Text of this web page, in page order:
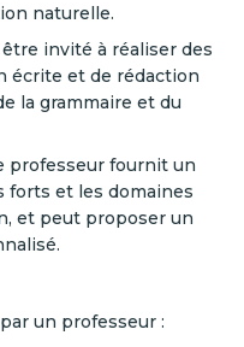
naturelle.
invité à réaliser des
écrite et de rédaction
la grammaire et du
professeur fournit un
forts et les domaines
et peut proposer un
un professeur :